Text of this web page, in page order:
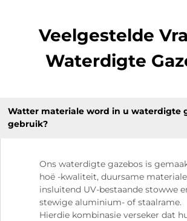
Veelgestelde
Waterdigte
Watter materiale word in u waterdigte
gebruik?
Ons waterdigte gazebos is
hoë -kwaliteit, duursame
insluitend UV-bestaande stowwe
stewige aluminium- of staalrame.
Hierdie kombinasie verseker dat